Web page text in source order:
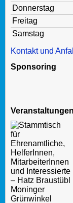
Donnerstag
Freitag
Samstag
Kontakt und
Sponsoring
Veranstaltungen